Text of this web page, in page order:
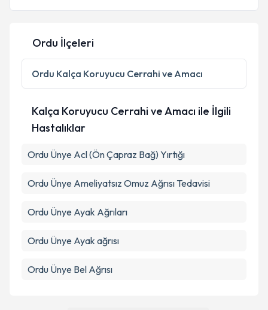
Ordu İlçeleri
Ordu Kalça Koruyucu Cerrahi ve Amacı
Kalça Koruyucu Cerrahi ve Amacı ile İlgili
Hastalıklar
Ordu Ünye Acl (Ön Çapraz Bağ) Yırtığı
Ordu Ünye Ameliyatsız Omuz Ağrısı Tedavisi
Ordu Ünye Ayak Ağrıları
Ordu Ünye Ayak ağrısı
Ordu Ünye Bel Ağrısı